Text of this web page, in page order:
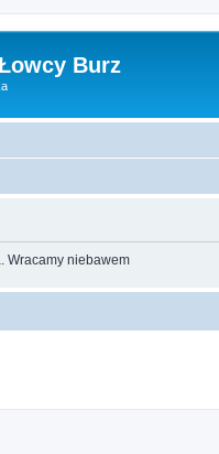
Burz
Wracamy niebawem